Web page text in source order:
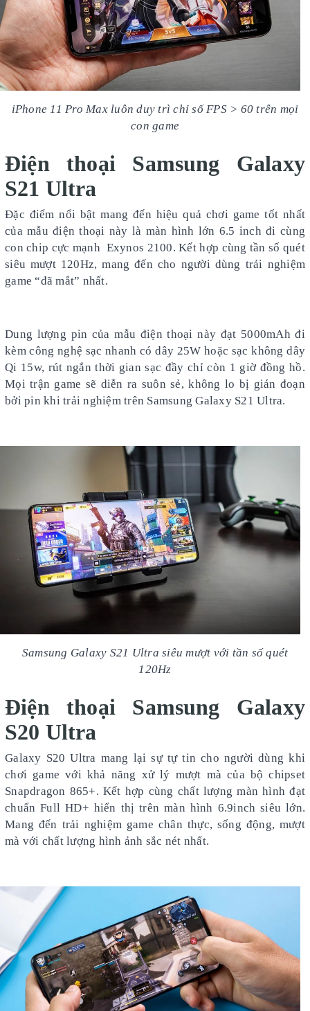
iPhone 11 Pro Max luôn duy trì chỉ số FPS > 60 trên mọi
con game
Điện thoại Samsung Galaxy
S21 Ultra
Đặc điểm nổi bật mang đến hiệu quả chơi game tốt nhất
của mẫu điện thoại này là màn hình lớn 6.5 inch đi cùng
con chip cực mạnh Exynos 2100. Kết hợp cùng tần số quét
siêu mượt 120Hz, mang đến cho người dùng trải nghiệm
game “đã mắt” nhất.
Dung lượng pin của mẫu điện thoại này đạt 5000mAh đi
kèm công nghệ sạc nhanh có dây 25W hoặc sạc không dây
Qi 15w, rút ngắn thời gian sạc đầy chỉ còn 1 giờ đồng hồ.
Mọi trận game sẽ diễn ra suôn sẻ, không lo bị gián đoạn
bởi pin khi trải nghiệm trên Samsung Galaxy S21 Ultra.
Samsung Galaxy S21 Ultra siêu mượt với tần số quét
120Hz
Điện thoại Samsung Galaxy
S20 Ultra
Galaxy S20 Ultra mang lại sự tự tin cho người dùng khi
chơi game với khả năng xử lý mượt mà của bộ chipset
Snapdragon 865+. Kết hợp cùng chất lượng màn hình đạt
chuẩn Full HD+ hiển thị trên màn hình 6.9inch siêu lớn.
Mang đến trải nghiệm game chân thực, sống động, mượt
mà với chất lượng hình ảnh sắc nét nhất.